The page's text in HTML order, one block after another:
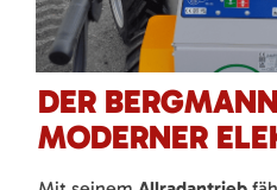
DER
MODERNER